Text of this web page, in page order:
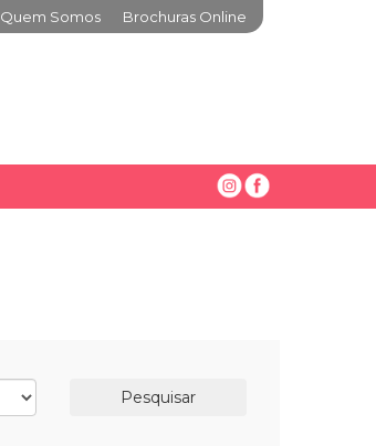
Quem Somos Brochuras Online